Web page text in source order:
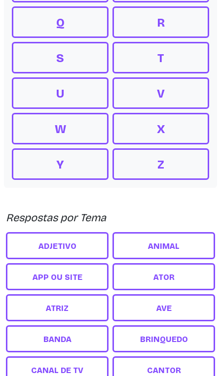
Q R
S T
U V
W X
Y Z
Respostas por Tema
ADJETIVO ANIMAL
APP OU SITE ATOR
ATRIZ AVE
BANDA BRINQUEDO
CANAL DE TV CANTOR